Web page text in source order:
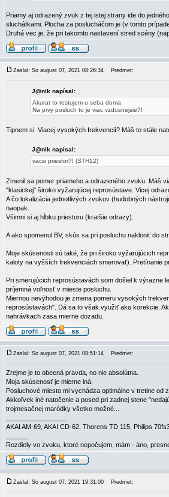
Priamy aj odrazený zvuk z tej istej strany ide do
sluchátkami. Plocha za poslucháčom je (v tomto
Druhá vec je, že pri takomto nastavení stred scény
Zaslal: So august 07, 2021 08:26:34 Predmet:
J@nik napísal:
Akurat to testujem u seba doma.
Na prvy posluch to je viac vzdusnejsie?!
Tipnem si. Viacej vysokých frekvencií? Máš to stále
J@nik napísal:
vacsi priestor?! (STH12)
Zmenil sa pomer priameho a odrazeného zvuku. Máš
"klasickej" široko vyžarujúcej reprosústave. Vicej
A čo lokalizácia jednotlivých zvukov (hudobných
naopak.
Všimni si aj hĺbku priestoru (kratšie odrazy).
A ako spomenul BV, skús sa pri posluchu nakloniť do
Moje skúsenosti sú také, že pri široko vyžarujúcich
kaloty na vyšších frekvenciách smerovať). Pretínanie
Pri smerujúcich reprosústavách som došiel k výrazne
príjemná voľnosť v mieste posluchu.
Miernou nevýhodou je zmena pomeru vysokých
reprosústavách". Dá sa to však využiť ako korekcie.
nahrávkach zasa mierne dozadu.
Zaslal: So august 07, 2021 08:51:14 Predmet:
Zrejme je to obecná pravda, no nie absolútna.
Moja skúsenosť je mierne iná.
Posluchové miesto mi vychádza optimálne v tretine od
Akkoľvek iné natočenie a posed pri zadnej stene
trojmesačnej maródky všetko možné...
AKAI AM-69, AKAI CD-62, Thorens TD 115, Philips
Rozdiely vo zvuku, ktoré nepočujem, mám - áno,
Zaslal: So august 07, 2021 19:31:00 Predmet: